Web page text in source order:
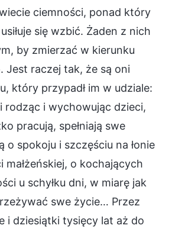
ciemności, ponad który
się wzbić. Żaden z nich
by zmierzać w kierunku
Jest raczej tak, że są oni
który przypadł im w udziale:
rodząc i wychowując dzieci,
pracują, spełniają swe
o spokoju i szczęściu na łonie
małżeńskiej, o kochających
u schyłku dni, w miarę jak
swe życie… Przez
i dziesiątki tysięcy lat aż do